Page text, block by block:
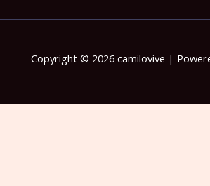
Copyright © 2026 camilovive |